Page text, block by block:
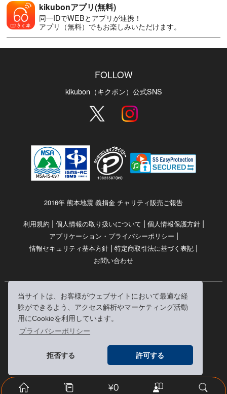
当サイトは、お客様がウェブサイトにおいて最適な経
験ができるよう、アクセス解析やマーケティング活動
用にCookieを利用しています。
プライバシーポリシー
拒否する 許可する
kikubonアプリ(無料)
同一IDでWEBとアプリが連携！
アプリ（無料）でもお楽しみいただけます。
FOLLOW
kikubon（キクボン）公式SNS
2016年 熊本地震 義捐金 チャリティ販売ご報告
利用規約 | 個人情報の取り扱いについて | 個人情報保護方針|
アプリケーション・プライバシーポリシー |
情報セキュリティ基本方針 | 特定商取引法に基づく表記 |
お問い合わせ
© RRJ Inc.
（kikubon/キクボン/きく本/きくほん/キクホン）は
株式会社RRJの登録商標です。